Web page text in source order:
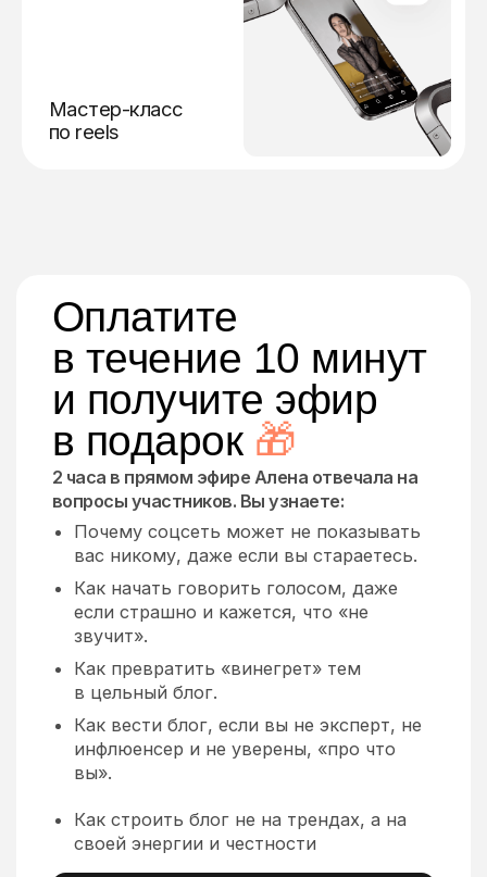
в течение 10 минут
и получите эфир
в подарок🎁
2 часа в прямом эфире Алена отвечала на
вопросы участников. Вы узнаете:
Почему соцсеть может не показывать
вас никому, даже если вы стараетесь.
Как начать говорить голосом, даже
если страшно и кажется, что «не
Как превратить «винегрет» тем
в цельный блог.
Как вести блог, если вы не эксперт, не
инфлюенсер и не уверены, «про что
вы».
Как строить блог не на трендах, а на
своей энергии и честности
Приобрести участие и получить эфир